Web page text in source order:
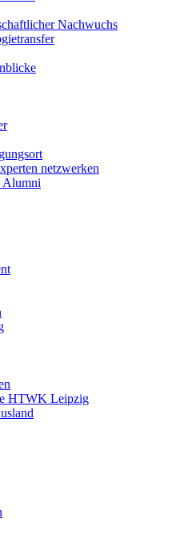
Nachwuchs
netzwerken
Alumni
HTWK Leipzig